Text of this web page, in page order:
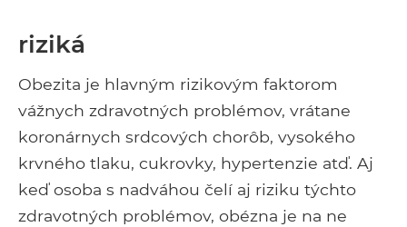
riziká
Obezita je hlavným rizikovým faktorom
vážnych zdravotných problémov, vrátane
koronárnych srdcových chorôb, vysokého
krvného tlaku, cukrovky, hypertenzie atď. Aj
keď osoba s nadváhou čelí aj riziku týchto
zdravotných problémov, obézna je na ne